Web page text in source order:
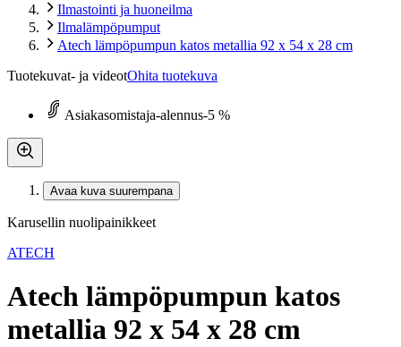
Ilmastointi ja huoneilma
Ilmalämpöpumput
Atech lämpöpumpun katos metallia 92 x 54 x 28 cm
Tuotekuvat- ja videotOhita tuotekuva
Asiakasomistaja-alennus-5 %
Avaa kuva suurempana
Karusellin nuolipainikkeet
ATECH
Atech lämpöpumpun katos
metallia 92 x 54 x 28 cm